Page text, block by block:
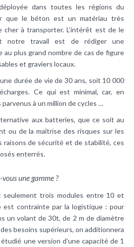
dans toutes les régions du
que le béton est un matériau très
cher à transporter. L’intérêt est de le
notre travail est de rédiger une
au plus grand nombre de cas de figure
et graviers locaux.
durée de vie de 30 ans, soit 10 000
Ce qui est minimal, car, en
à un million de cycles …
aux batteries, que ce soit au
ou de la maîtrise des risques sur les
raisons de sécurité et de stabilité, ces
enterrés.
une gamme ?
seulement trois modules entre 10 et
est contrainte par la logistique : pour
un volant de 30t, de 2 m de diamètre
besoins supérieurs, on additionnera
une version d’une capacité de 1